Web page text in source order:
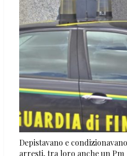
Depistavano e
arresti, tra loro anche un Pm